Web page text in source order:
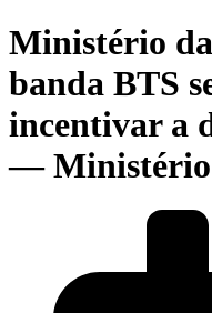
Ministério
banda BTS
incentivar a
— Ministério